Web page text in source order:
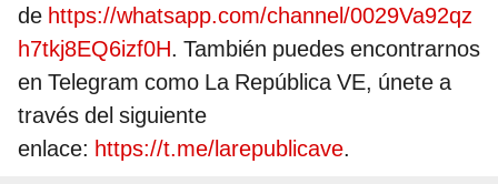
de https://whatsapp.com/channel/0029Va92qz
h7tkj8EQ6izf0H. También puedes encontrarnos
en Telegram como La República VE, únete a
través del siguiente
enlace: https://t.me/larepublicave.